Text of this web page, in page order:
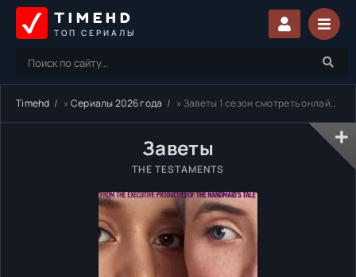
TIMEHD
ТОП СЕРИАЛЫ
Timehd »Сериалы 2026 года » Заветы 1 сезон смотреть онлайн бесплатно
Заветы
THE TESTAMENTS